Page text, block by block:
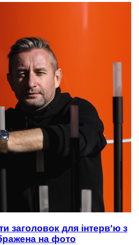
заголовок для інтерв'ю з
на фото